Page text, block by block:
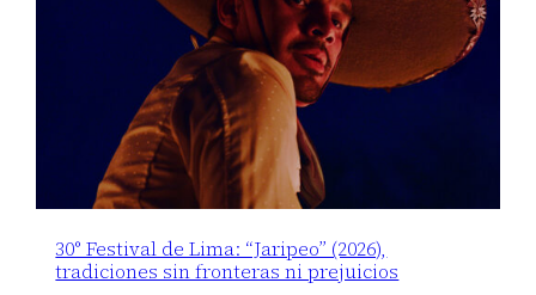
30° Festival de Lima: “Jaripeo” (2026),
tradiciones sin fronteras ni prejuicios